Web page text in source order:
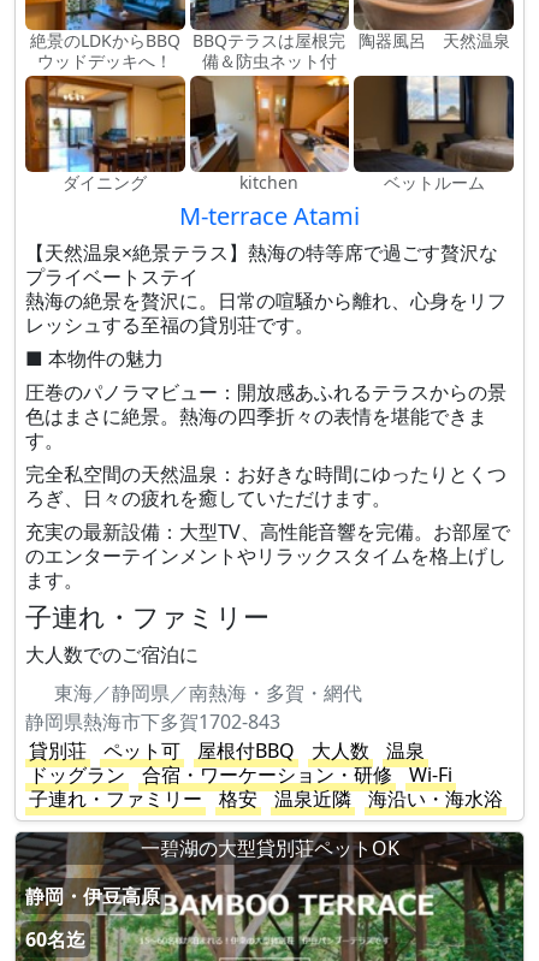
絶景のLDKからBBQ
ウッドデッキへ！
BBQテラスは屋根完
備＆防虫ネット付
陶器風呂 天然温泉
ダイニング kitchen ベットルーム
M-terrace Atami
【天然温泉×絶景テラス】熱海の特等席で過ごす贅沢な
プライベートステイ
熱海の絶景を贅沢に。日常の喧騒から離れ、心身をリフ
レッシュする至福の貸別荘です。
■ 本物件の魅力
圧巻のパノラマビュー：開放感あふれるテラスからの景
色はまさに絶景。熱海の四季折々の表情を堪能できま
す。
完全私空間の天然温泉：お好きな時間にゆったりとくつ
ろぎ、日々の疲れを癒していただけます。
充実の最新設備：大型TV、高性能音響を完備。お部屋で
のエンターテインメントやリラックスタイムを格上げし
ます。
子連れ・ファミリー
大人数でのご宿泊に
東海／静岡県／南熱海・多賀・網代
静岡県熱海市下多賀1702-843
貸別荘
ペット可 屋根付BBQ 大人数
温泉
ドッグラン
合宿・ワーケーション・研修
Wi-Fi
子連れ・ファミリー
格安 温泉近隣
海沿い・海水浴
一碧湖の大型貸別荘ペットOK
静岡・伊豆高原
60名迄